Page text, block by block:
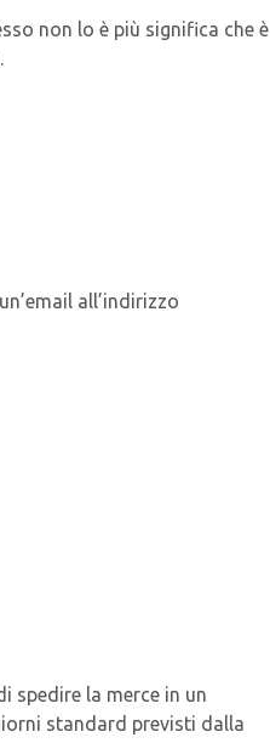
non lo è più significa che è
all’indirizzo
spedire la merce in un
standard previsti dalla